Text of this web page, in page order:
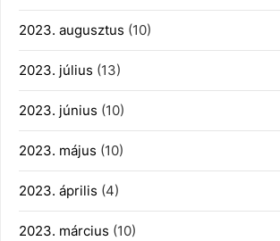
2023. augusztus (10)
2023. július (13)
2023. június (10)
2023. május (10)
2023. április (4)
2023. március (10)